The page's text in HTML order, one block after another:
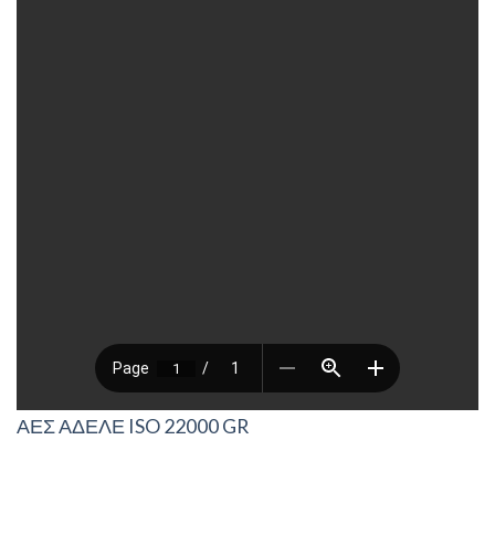
ΑΕΣ ΑΔΕΛΕ ISO 22000 GR